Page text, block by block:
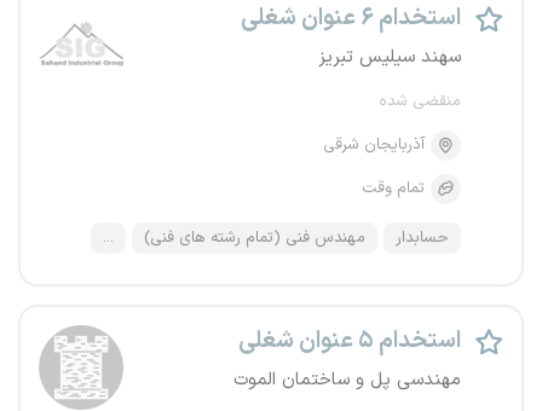
استخدام ۶ عنوان شغلی
سهند سیلیس تبریز
منقضی شده
آذربایجان شرقی
تمام وقت
حسابدار مهندس فنی (تمام رشته های فنی) ...
استخدام ۵ عنوان شغلی
مهندسی پل و ساختمان الموت